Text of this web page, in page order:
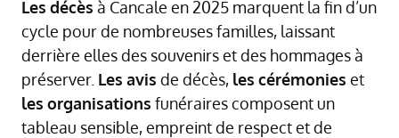
Les décès à Cancale en 2025 marquent la fin d’un
cycle pour de nombreuses familles, laissant
derrière elles des souvenirs et des hommages à
préserver. Les avis de décès, les cérémonies et
les organisations funéraires composent un
tableau sensible, empreint de respect et de